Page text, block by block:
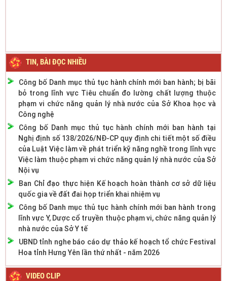
TIN, BÀI ĐỌC NHIỀU
Công bố Danh mục thủ tục hành chính mới ban hành; bị bãi
bỏ trong lĩnh vực Tiêu chuẩn đo lường chất lượng thuộc
phạm vi chức năng quản lý nhà nước của Sở Khoa học và
Công nghệ
Công bố Danh mục thủ tục hành chính mới ban hành tại
Nghị định số 138/2026/NĐ-CP quy định chi tiết một số điều
của Luật Việc làm về phát triển kỹ năng nghề trong lĩnh vực
Việc làm thuộc phạm vi chức năng quản lý nhà nước của Sở
Nội vụ
Ban Chỉ đạo thực hiện Kế hoạch hoàn thành cơ sở dữ liệu
quốc gia về đất đai họp triển khai nhiệm vụ
Công bố Danh mục thủ tục hành chính mới ban hành trong
lĩnh vực Y, Dược cổ truyền thuộc phạm vi, chức năng quản lý
nhà nước của Sở Y tế
UBND tỉnh nghe báo cáo dự thảo kế hoạch tổ chức Festival
Hoa tỉnh Hưng Yên lần thứ nhất - năm 2026
VIDEO CLIP